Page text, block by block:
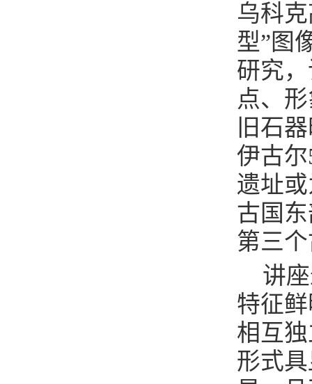
乌科
型”图
研究
点、
旧石
伊古
遗址
古国
第三
讲
特征
相互
形式